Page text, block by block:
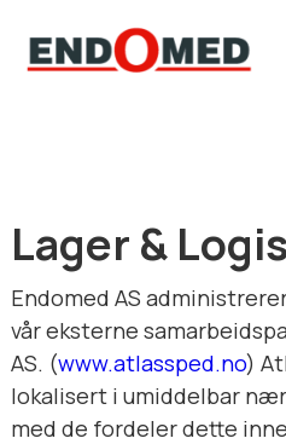
Lager &
Endomed AS
vår eksterne
AS. (www.atlassped.no)
lokalisert i umiddelbar
med de fordeler dette